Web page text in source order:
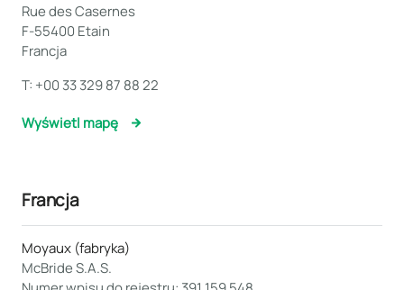
Rue des Casernes
F-55400 Etain
Francja
T: +00 33 329 87 88 22
Wyświetl mapę
Francja
Moyaux (fabryka)
McBride S.A.S.